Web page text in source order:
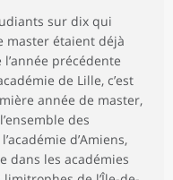
sur dix qui
master étaient déjà
précédente
de Lille, c’est
année de master,
des
d’Amiens,
dans les académies